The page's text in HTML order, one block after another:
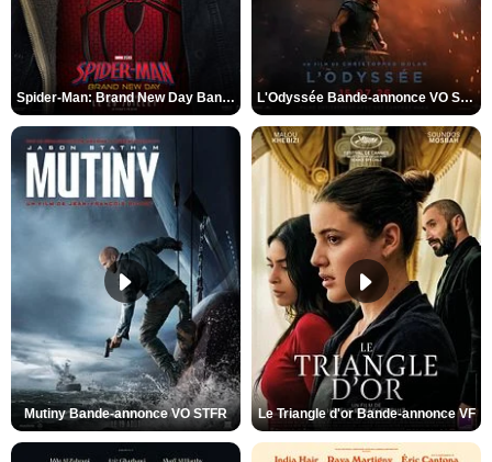
Spider-Man: Brand New Day Bande-annonce VO STFR L'Odyssée Bande-annonce VO STFR
Mutiny Bande-annonce VO STFR Le Triangle d'or Bande-annonce VF